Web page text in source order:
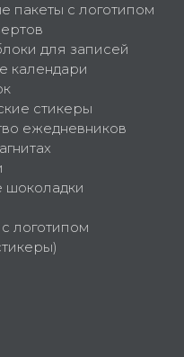
пакеты с логотипом
для записей
календари
стикеры
ежедневников
логотипом